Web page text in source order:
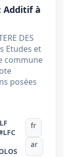
Additif à
DES
Etudes et
commune
posées
fr
ar